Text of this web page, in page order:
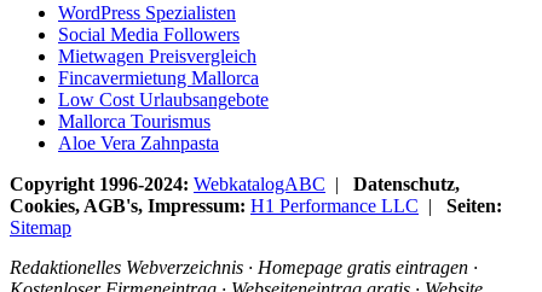
WordPress Spezialisten
Social Media Followers
Mietwagen Preisvergleich
Fincavermietung Mallorca
Low Cost Urlaubsangebote
Mallorca Tourismus
Aloe Vera Zahnpasta
Copyright 1996-2024: WebkatalogABC | Datenschutz,
Cookies, AGB's, Impressum: H1 Performance LLC | Seiten:
Sitemap
Redaktionelles Webverzeichnis · Homepage gratis eintragen ·